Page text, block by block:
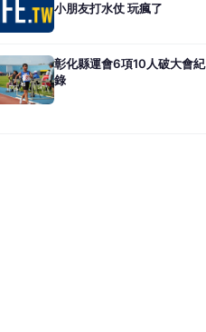
小朋友打水仗 玩瘋了
彰化縣運會6項10人破大會紀
錄